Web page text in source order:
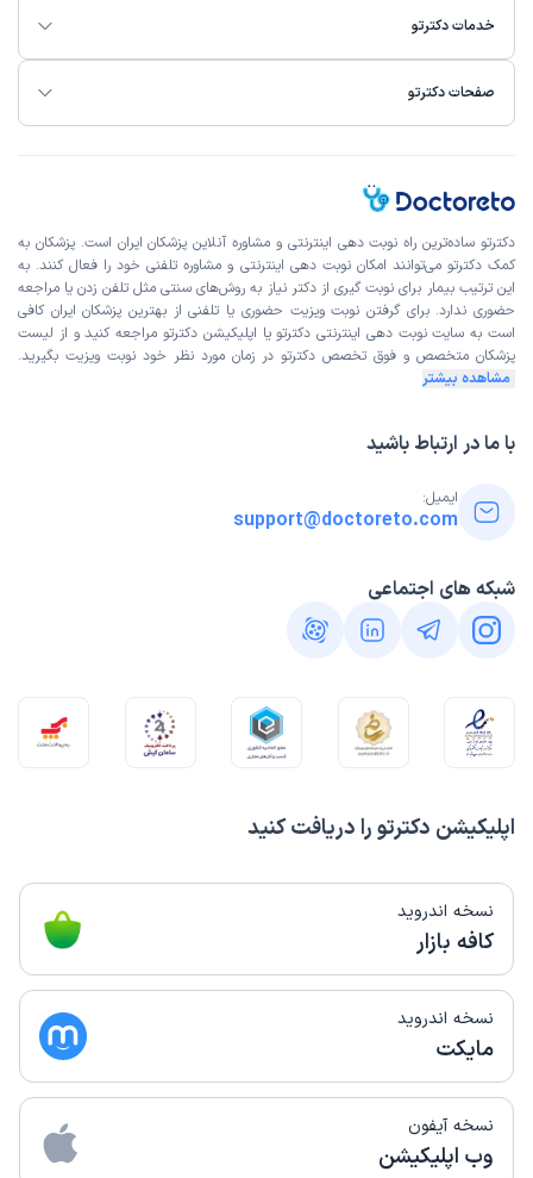
خدمات دکترتو
صفحات دکترتو
اپلیکیشن دکترتو را دریافت کنید
نسخه اندروید
کافه بازار
نسخه اندروید
مایکت
نسخه آیفون
وب اپلیکیشن
دکترتو ساده‌ترین راه نوبت‌ دهی اینترنتی و مشاوره آنلاین پزشکان ایران است. پزشکان به
کمک دکترتو می‌توانند امکان نوبت دهی اینترنتی و مشاوره تلفنی خود را فعال کنند. به
این ترتیب بیمار برای نوبت گیری از دکتر نیاز به روش‌های سنتی مثل تلفن زدن یا مراجعه
حضوری ندارد. برای گرفتن نوبت ویزیت حضوری یا تلفنی از بهترین پزشکان ایران کافی
است به سایت نوبت دهی اینترنتی دکترتو یا اپلیکیشن دکترتو مراجعه کنید و از لیست
پزشکان متخصص و فوق تخصص دکترتو در زمان مورد نظر خود نوبت ویزیت بگیرید.
مشاهده بیشتر
با ما در ارتباط باشید
ایمیل:
support@doctoreto.com
شبکه های اجتماعی